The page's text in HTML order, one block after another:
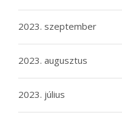
2023. szeptember
2023. augusztus
2023. július